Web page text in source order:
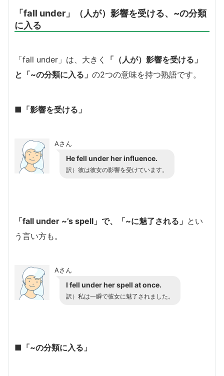
「fall under」（人が）影響を受ける、~の分類
に入る
「fall under」は、大きく 「 （人が）影響を受ける」
と「~の分類に入る」 の2つの意味を持つ熟語です。
■「影響を受ける」
Aさん
He fell under her influence.
訳）彼は彼女の影響を受けています。
「fall under ~’s spell」で、「~に魅了される」 とい
う言い方も。
Aさん
I fell under her spell at once.
訳）私は一瞬で彼女に魅了されました。
■「~の分類に入る」